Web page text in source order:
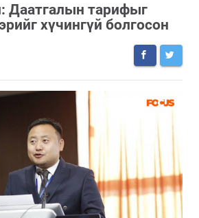
Даатгалын тарифыг
хүчингүй болгосон